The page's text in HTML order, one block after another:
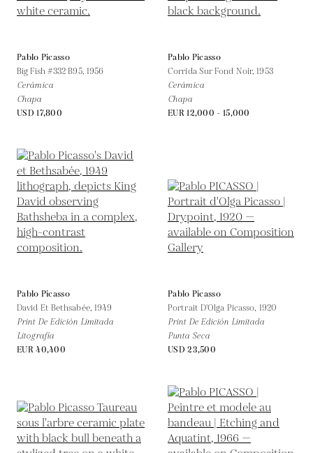
Pablo Picasso
Big Fish #332 B95, 1956
Cerámica
Chapa
USD 17,800
Pablo Picasso
Corrida Sur Fond Noir,1953
Cerámica
Chapa
EUR 12,000 - 15,000
Pablo Picasso
David Et Bethsabée, 1949
Print De Edición Limitada
Litografía
EUR 40,400
Pablo Picasso
Portrait D'Olga Picasso, 1920
Print De Edición Limitada
Punta Seca
USD 23,500